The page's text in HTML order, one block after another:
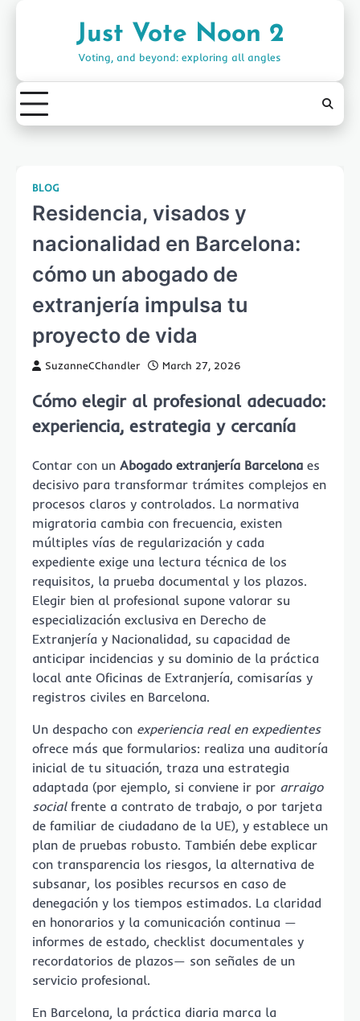
Just Vote Noon 2
Voting, and beyond: exploring all angles
BLOG
Residencia, visados y
nacionalidad en Barcelona:
cómo un abogado de
extranjería impulsa tu
proyecto de vida
SuzanneCChandler March 27, 2026
Cómo elegir al profesional adecuado:
experiencia, estrategia y cercanía
Contar con un Abogado extranjería Barcelona es
decisivo para transformar trámites complejos en
procesos claros y controlados. La normativa
migratoria cambia con frecuencia, existen
múltiples vías de regularización y cada
expediente exige una lectura técnica de los
requisitos, la prueba documental y los plazos.
Elegir bien al profesional supone valorar su
especialización exclusiva en Derecho de
Extranjería y Nacionalidad, su capacidad de
anticipar incidencias y su dominio de la práctica
local ante Oficinas de Extranjería, comisarías y
registros civiles en Barcelona.
Un despacho con experiencia real en expedientes
ofrece más que formularios: realiza una auditoría
inicial de tu situación, traza una estrategia
adaptada (por ejemplo, si conviene ir por arraigo
socialfrente a contrato de trabajo, o por tarjeta
de familiar de ciudadano de la UE), y establece un
plan de pruebas robusto. También debe explicar
con transparencia los riesgos, la alternativa de
subsanar, los posibles recursos en caso de
denegación y los tiempos estimados. La claridad
en honorarios y la comunicación continua —
informes de estado, checklist documentales y
recordatorios de plazos— son señales de un
servicio profesional.
En Barcelona, la práctica diaria marca la